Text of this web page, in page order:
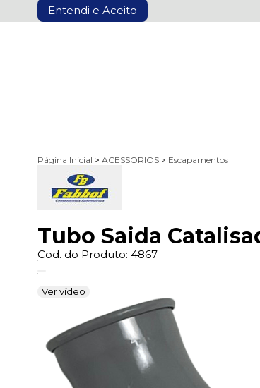
Entendi e Aceito
Página Inicial > ACESSORIOS > Escapamentos
Tubo Saida
Cod. do Produto: 4867
Ver vídeo